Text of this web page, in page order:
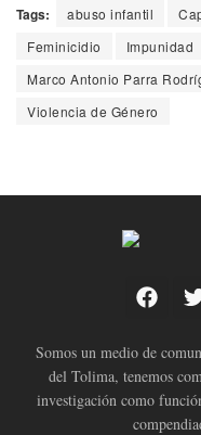
Tags: abuso infantil
Feminicidio
Impunidad
Marco Antonio Parra
Violencia de Género
Somos un medio de
del Tolima, tenemos
investigación como